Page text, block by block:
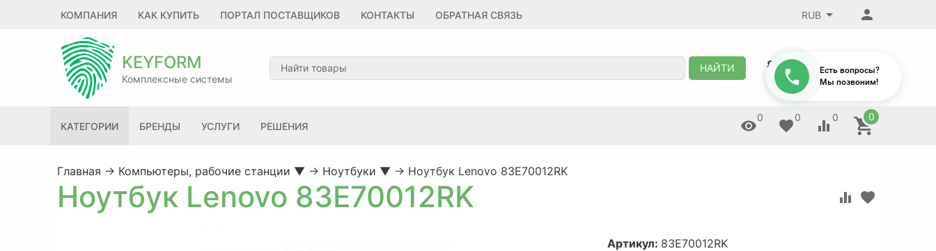
КОМПАНИЯ КАК КУПИТЬ ПОРТАЛ ПОСТАВЩИКОВ КОНТАКТЫ ОБРАТНАЯ СВЯЗЬ RUB
KEYFORM
Комплексные системы
НАЙТИ 8 (495) 647-88-32
КАТЕГОРИИ БРЕНДЫ УСЛУГИ РЕШЕНИЯ
0 0 0 0
Главная → Компьютеры, рабочие станции ▼ → Ноутбуки ▼ → Ноутбук Lenovo 83E70012RK
Ноутбук Lenovo 83E70012RK
Артикул: 83E70012RK
Есть вопросы?
Мы позвоним!